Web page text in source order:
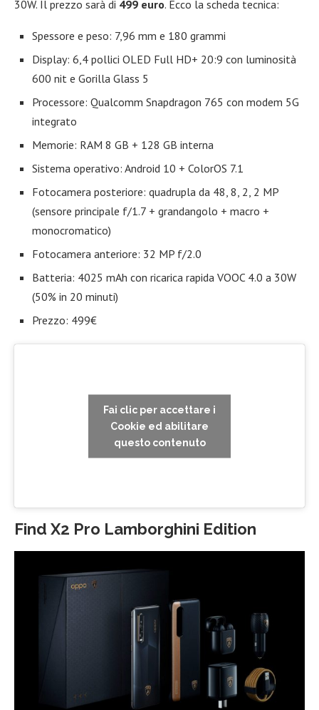
30W. Il prezzo sarà di 499 euro. Ecco la scheda tecnica:
Spessore e peso: 7,96 mm e 180 grammi
Display: 6,4 pollici OLED Full HD+ 20:9 con luminosità
600 nit e Gorilla Glass 5
Processore: Qualcomm Snapdragon 765 con modem 5G
integrato
Memorie: RAM 8 GB + 128 GB interna
Sistema operativo: Android 10 + ColorOS 7.1
Fotocamera posteriore: quadrupla da 48, 8, 2, 2 MP
(sensore principale f/1.7 + grandangolo + macro +
monocromatico)
Fotocamera anteriore: 32 MP f/2.0
Batteria: 4025 mAh con ricarica rapida VOOC 4.0 a 30W
(50% in 20 minuti)
Prezzo: 499€
Fai clic per accettare i
Cookie ed abilitare
questo contenuto
Find X2 Pro Lamborghini Edition